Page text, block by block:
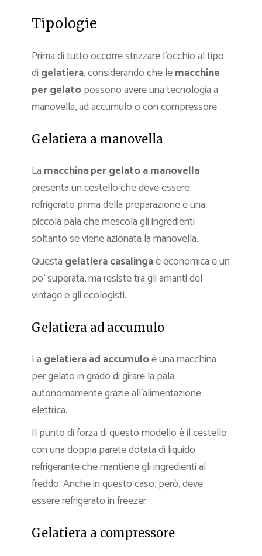
Tipologie
Prima di tutto occorre strizzare l’occhio al tipo
di gelatiera, considerando che lemacchine
per gelatopossono avere una tecnologia a
manovella, ad accumulo o con compressore.
Gelatiera a manovella
La macchina per gelato a manovella
presenta un cestello che deve essere
refrigerato prima della preparazione e una
piccola pala che mescola gli ingredienti
soltanto se viene azionata la manovella.
Questa gelatiera casalingaè economica e un
po’ superata, ma resiste tra gli amanti del
vintage e gli ecologisti.
Gelatiera ad accumulo
La gelatiera ad accumuloè una macchina
per gelato in grado di girare la pala
autonomamente grazie all’alimentazione
elettrica.
Il punto di forza di questo modello è il cestello
con una doppia parete dotata di liquido
refrigerante che mantiene gli ingredienti al
freddo. Anche in questo caso, però, deve
essere refrigerato in freezer.
Gelatiera a compressore